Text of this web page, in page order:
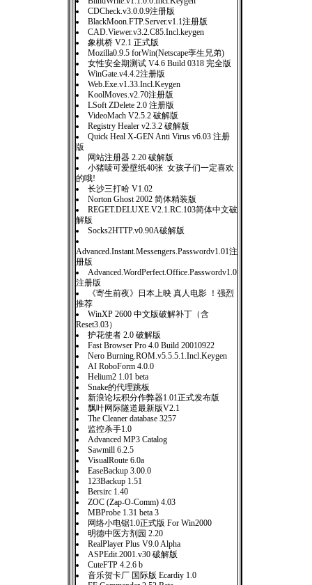
CDCheck.v3.0.0.9注册版
BlackMoon.FTP.Server.v1.1注册版
CAD.Viewer.v3.2.C85.Incl.keygen
象棋桥 V2.1 正式版
Mozilla0.9.5 forWin(Netscape孪生兄弟)
女性安全期测试 V4.6 Build 0318 完全版
WinGate.v4.4.2注册版
Web.Exe.v1.33.Incl.Keygen
KoolMoves.v2.70注册版
LSoft ZDelete 2.0 注册版
VideoMach V2.5.2 破解版
Registry Healer v2.3.2 破解版
Quick Heal X-GEN Anti Virus v6.03 注册
版
网站注册器 2.20 破解版
小猪唛可爱壁纸40张 女孩子们一定喜欢
的哦!
长沙三打哈 V1.02
Norton Ghost 2002 简体精装版
REGET.DELUXE.V2.1.RC.103简体中文破
解版
Socks2HTTP.v0.90A破解版
Advanced.Instant.Messengers.Passwordv1.01注
册版
Advanced.WordPerfect.Office.Passwordv1.0
注册版
《寄生前夜》日本上映 真人电影 ！强烈
推荐
WinXP 2600 中文版破解补丁（含
Reset3.03）
护花使者 2.0 破解版
Fast Browser Pro 4.0 Build 20010922
Nero Burning.ROM.v5.5.5.1.Incl.Keygen
AI RoboForm 4.0.0
Helium2 1.01 beta
Snake的代理跳板
新浪论坛积分作弊器1.01正式发布版
飘叶网际隧道最新版V2.1
The Cleaner database 3257
监控杀手1.0
Advanced MP3 Catalog
Sawmill 6.2.5
VisualRoute 6.0a
EaseBackup 3.00.0
123Backup 1.51
Bersirc 1.40
ZOC (Zap-O-Comm) 4.03
MBProbe 1.31 beta 3
网络小电锯1.0正式版 For Win2000
明德中医方剂园 2.20
RealPlayer Plus V9.0 Alpha
ASPEdit.2001.v30 破解版
CuteFTP 4.2.6 b
音乐贺卡厂 国际版 Ecardiy 1.0